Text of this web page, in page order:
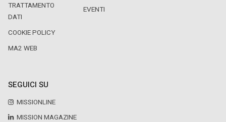
TRATTAMENTO
DATI
COOKIE POLICY
MA2 WEB
EVENTI
SEGUICI SU
MISSIONLINE
MISSION MAGAZINE